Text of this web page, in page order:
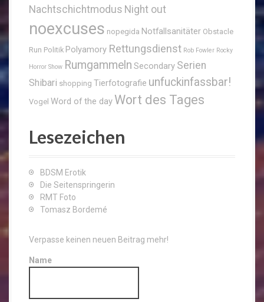
Nachtschichtmodus Night out
noexcuses nopegida Notfallsanitäter Obstacle
Run Politik Polyamory Rettungsdienst Rob Fowler Rocky
Horror Show Rumgammeln Secondary Serien
Shibari shopping Tierfotografie unfuckinfassbar!
Vogel Word of the day Wort des Tages
Lesezeichen
BDSM Erotik
Die Seitenspringerin
RMT Foto
Tomasz Bordemé
Verpasse keinen neuen Beitrag mehr!
Name